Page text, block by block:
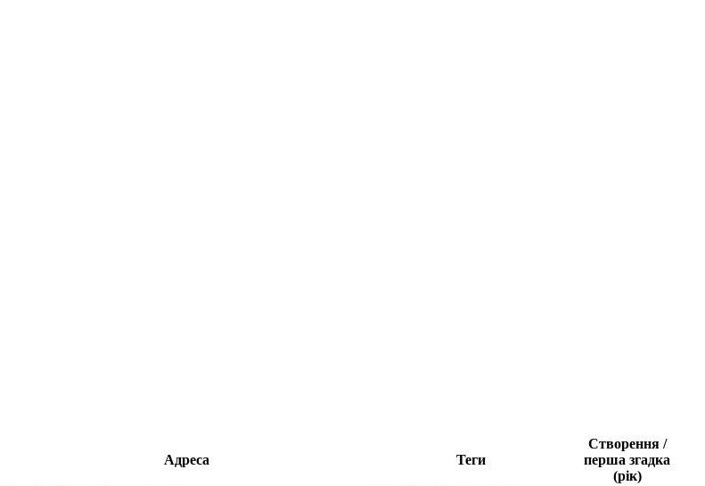
Адреса Теги
Створення /
перша згадка
(рік)